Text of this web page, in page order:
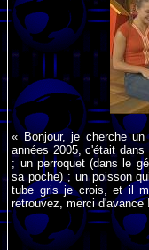
« Bonjour, je cherche
années 2005, c'était
; un perroquet (dans le
sa poche) ; un poisson
tube gris je crois, et il
retrouvez, merci d'avance